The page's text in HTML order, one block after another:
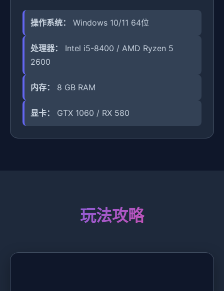
操作系统： Windows 10/11 64位
处理器：
Intel i5-8400 / AMD Ryzen 5
2600
内存： 8 GB RAM
显卡： GTX 1060 / RX 580
玩法攻略